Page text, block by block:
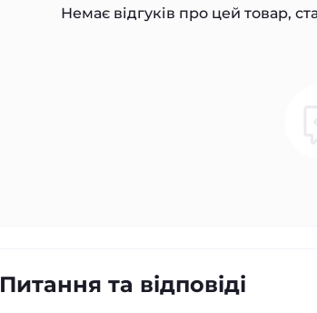
Немає відгуків про цей товар,
Питання та відповіді